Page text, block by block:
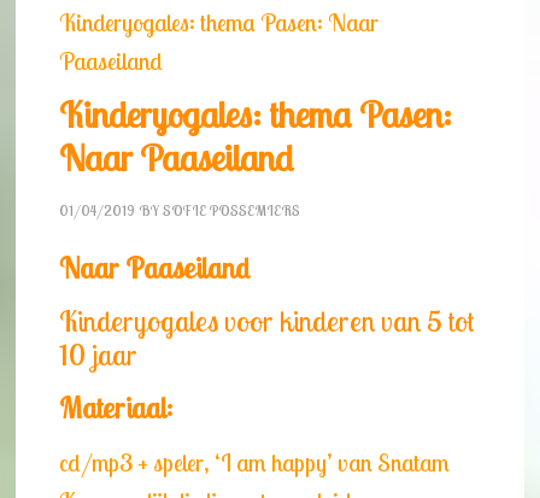
Kinderyogales: thema Pasen: Naar
Paaseiland
Kinderyogales: thema Pasen:
Naar Paaseiland
01/04/2019 BYSOFIE POSSEMIERS
Naar Paaseiland
Kinderyogales voor kinderen van 5 tot
10 jaar
Materiaal:
cd/mp3 + speler, ‘I am happy’ van Snatam